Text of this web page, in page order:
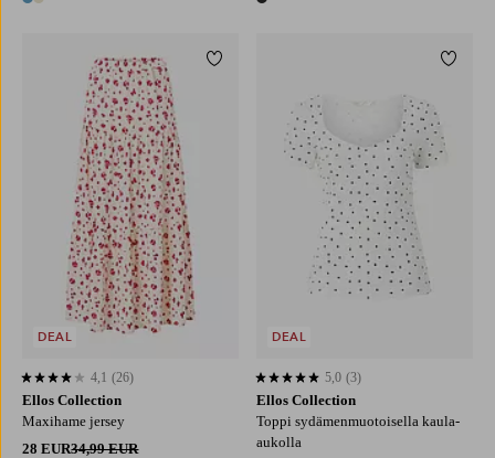
2 värejä 1 väri
Ellos Collection
Maxihame jersey
28 EUR34,99 EUR
4,1 perustuen 26 arvosanaan
4,1 (26)
DEAL
Lisää suosikkeihin
Ellos Collection
Toppi sydämenmuotoisella kaula-
aukolla
5,0 perustuen 3 arvosanaan
5,0 (3)
DEAL
Lisää
XL